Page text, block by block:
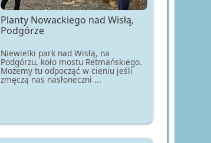
Planty Nowackiego nad Wisłą,
Podgórze
Niewielki park nad Wisłą, na
Podgórzu, koło mostu Retmańskiego.
Możemy tu odpocząć w cieniu jeśli
zmęczą nas nasłoneczni ...